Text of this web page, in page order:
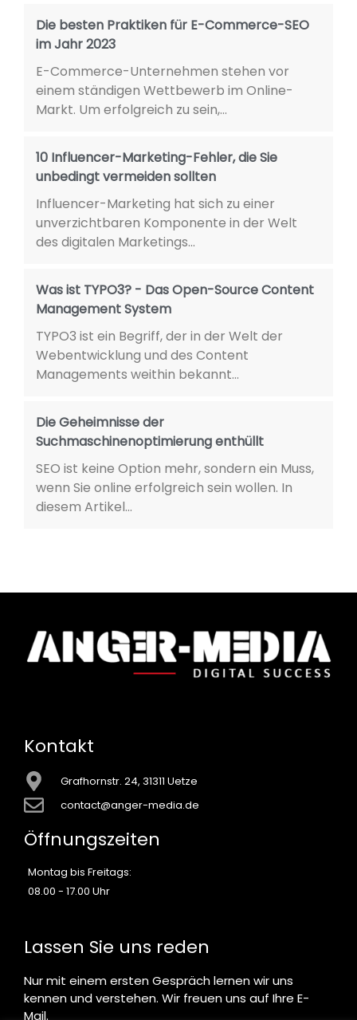
Die besten Praktiken für E-Commerce-SEO
im Jahr 2023
E-Commerce-Unternehmen stehen vor
einem ständigen Wettbewerb im Online-
Markt. Um erfolgreich zu sein,...
10 Influencer-Marketing-Fehler, die Sie
unbedingt vermeiden sollten
Influencer-Marketing hat sich zu einer
unverzichtbaren Komponente in der Welt
des digitalen Marketings...
Was ist TYPO3? - Das Open-Source Content
Management System
TYPO3 ist ein Begriff, der in der Welt der
Webentwicklung und des Content
Managements weithin bekannt...
Die Geheimnisse der
Suchmaschinenoptimierung enthüllt
SEO ist keine Option mehr, sondern ein Muss,
wenn Sie online erfolgreich sein wollen. In
diesem Artikel...
Kontakt
Grafhornstr. 24, 31311 Uetze
contact@anger-media.de
Öffnungszeiten
Montag bis Freitags:
08.00 - 17.00 Uhr
Lassen Sie uns reden
Nur mit einem ersten Gespräch lernen wir uns
kennen und verstehen. Wir freuen uns auf Ihre E-
Mail.